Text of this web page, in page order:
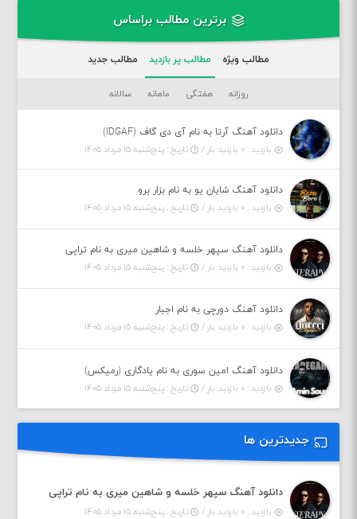
برترین مطالب براساس
مطالب ویژه مطالب پر بازدید مطالب جدید
روزانه هفتگی ماهانه سالانه
دانلود آهنگ آرتا به نام آی دی گاف (IDGAF)
بازدید : ۰ بازدید بار /
تاریخ : پنج‌شنبه ۱۵ مرداد ۱۴۰۵
دانلود آهنگ شایان یو به نام بزار برو
بازدید : ۰ بازدید بار /
تاریخ : پنج‌شنبه ۱۵ مرداد ۱۴۰۵
دانلود آهنگ سپهر خلسه و شاهین میری به نام تراپی
بازدید : ۰ بازدید بار /
تاریخ : پنج‌شنبه ۱۵ مرداد ۱۴۰۵
دانلود آهنگ دورچی به نام اجبار
بازدید : ۰ بازدید بار /
تاریخ : پنج‌شنبه ۱۵ مرداد ۱۴۰۵
دانلود آهنگ امین سوری به نام یادگاری (رمیکس)
بازدید : ۰ بازدید بار /
تاریخ : پنج‌شنبه ۱۵ مرداد ۱۴۰۵
جدیدترین ها
دانلود آهنگ سپهر خلسه و شاهین میری به نام تراپی
بازدید : ۰ بازدید بار / تاریخ : پنج‌شنبه ۱۵ مرداد ۱۴۰۵